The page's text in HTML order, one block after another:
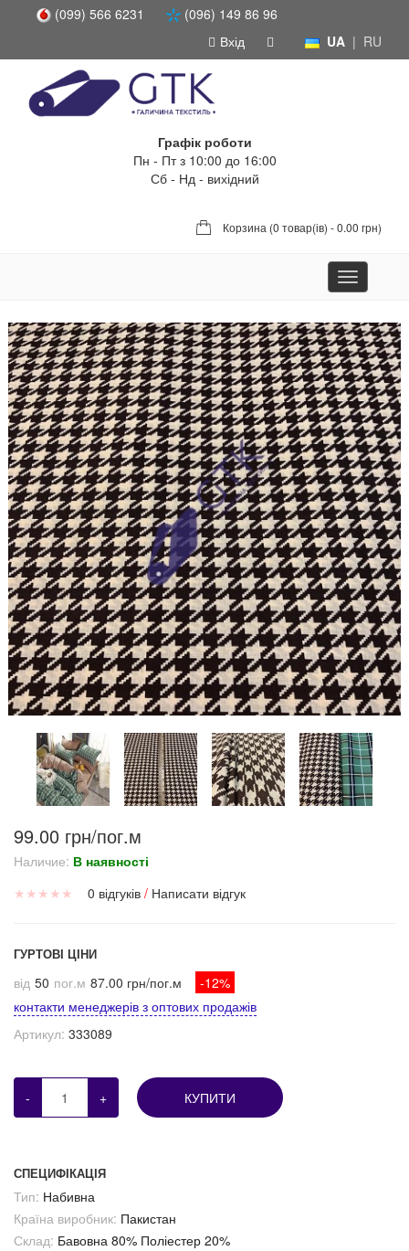
(099) 566 6231
(096) 149 86 96
UA | RU
Вхід
Графік роботи
Пн - Пт з 10:00 до 16:00
Сб - Нд - вихідний
Корзина (0 товар(ів) - 0.00 грн)
Toggle
navigation
99.00 грн/пог.м
Наличие: В наявності
★ ★ ★ ★ ★ 0 відгуків / Написати відгук
ГУРТОВІ ЦІНИ
від 50 пог.м 87.00 грн/пог.м
-12%
контакти менеджерів з оптових продажів
Артикул: 333089
- + КУПИТИ
СПЕЦИФІКАЦІЯ
Тип: Набивна
Країна виробник: Пакистан
Склад: Бавовна 80% Поліестер 20%